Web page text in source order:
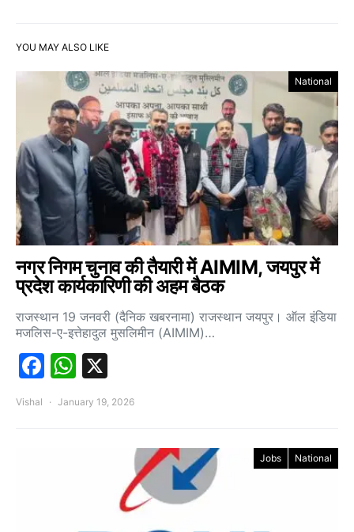
YOU MAY ALSO LIKE
National
नगर निगम चुनाव की तैयारी में AIMIM, जयपुर में
प्रदेश कार्यकारिणी की अहम बैठक
राजस्थान 19 जनवरी (दैनिक खबरनामा) राजस्थान जयपुर। ऑल इंडिया
मजलिस-ए-इत्तेहादुल मुसलिमीन (AIMIM)…
Facebook
WhatsApp
Vishal January 19, 2026
Jobs National